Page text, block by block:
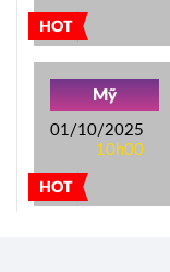
HOT
HOT
Mỹ
01/10/2025
10h00